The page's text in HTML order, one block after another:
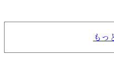
もっ